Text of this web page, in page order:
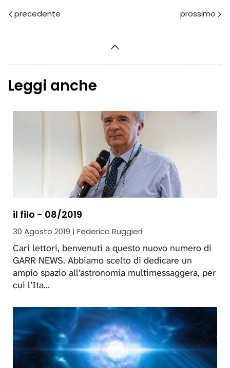
Leggi anche
il filo - 08/2019
30 Agosto 2019 | Federico Ruggieri
Cari lettori, benvenuti a questo nuovo numero di
GARR NEWS. Abbiamo scelto di dedicare un
ampio spazio all’astronomia multimessaggera, per
cui l’Ita…